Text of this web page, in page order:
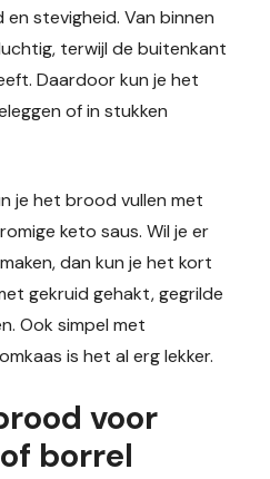
stevigheid. Van binnen
terwijl de buitenkant
Daardoor kun je het
of in stukken
je het brood vullen met
keto saus. Wil je er
dan kun je het kort
gekruid gehakt, gegrilde
Ook simpel met
is het al erg lekker.
voor
borrel